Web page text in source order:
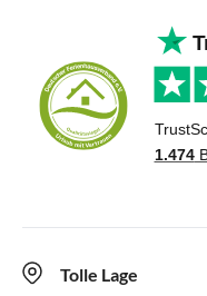
Tolle Lage